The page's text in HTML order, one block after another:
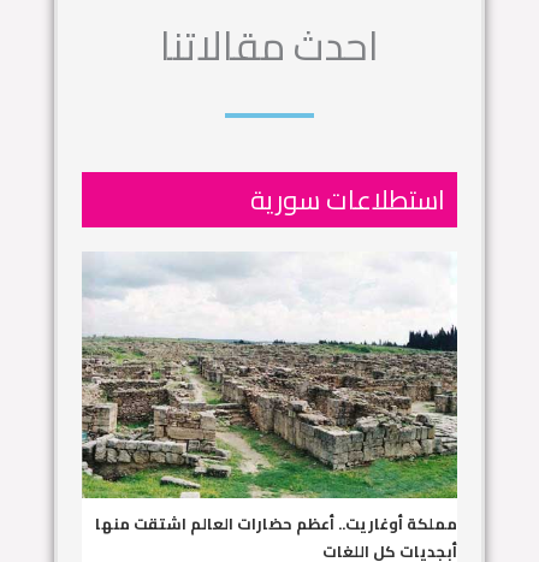
احدث مقالاتنا
استطلاعات سورية
مملكة أوغاريت.. أعظم حضارات العالم اشتقت منها
أبجديات كل اللغات